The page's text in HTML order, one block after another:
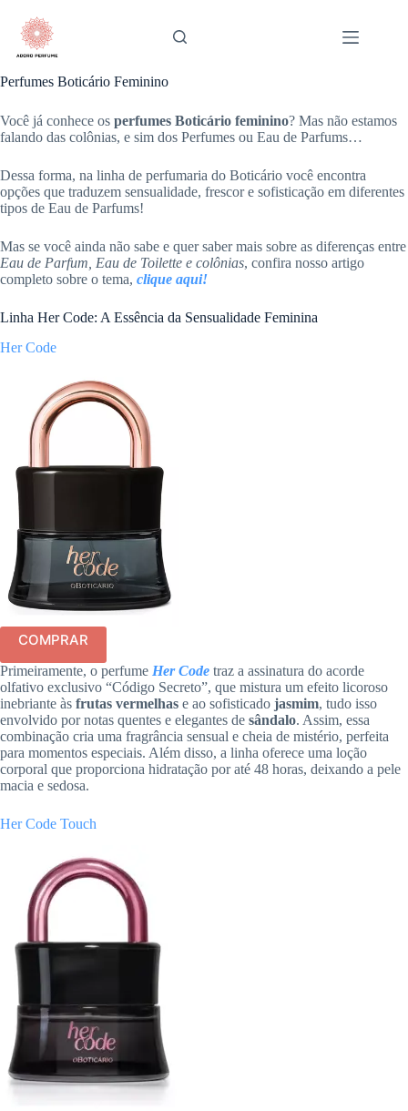
para
conteúdo
Perfumes Boticário Feminino
Você já conhece os perfumes Boticário feminino? Mas não estamos
falando das colônias, e sim dos Perfumes ou Eau de Parfums…
Dessa forma, na linha de perfumaria do Boticário você encontra
opções que traduzem sensualidade, frescor e sofisticação em diferentes
tipos de Eau de Parfums!
Mas se você ainda não sabe e quer saber mais sobre as diferenças entre
Eau de Parfum, Eau de Toilette e colônias, confira nosso artigo
completo sobre o tema, clique aqui!
Linha Her Code: A Essência da Sensualidade Feminina
Her Code
COMPRAR
Primeiramente, o perfume Her Code traz a assinatura do acorde
olfativo exclusivo “Código Secreto”, que mistura um efeito licoroso
inebriante às frutas vermelhas e ao sofisticado jasmim, tudo isso
envolvido por notas quentes e elegantes de sândalo. Assim, essa
combinação cria uma fragrância sensual e cheia de mistério, perfeita
para momentos especiais. Além disso, a linha oferece uma loção
corporal que proporciona hidratação por até 48 horas, deixando a pele
macia e sedosa.
Her Code Touch